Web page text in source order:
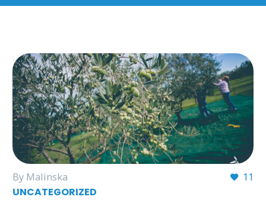
11
By Malinska
UNCATEGORIZED